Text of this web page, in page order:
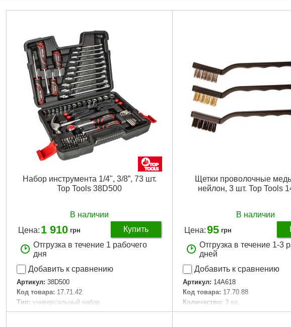
Набор инструмента 1/4", 3/8”, 73 шт.
Top Tools 38D500
В наличии
Цена: 1 910 грн
Купить
Отгрузка в течение 1 рабочего
дня
Добавить к сравнению
Артикул: 38D500
Код товара: 17.71.42
Тип: универсальный набор
Материал: углеродистая сталь, пластик
Щетки проволочные
нейлон, 3 шт. Top Tools
В наличии
Цена:95 грн
Отгрузка в течение 1-3
дней
Добавить к сравнению
Артикул: 14A618
Код товара: 17.70.88
Количество: 3 ед.
Габариты упаковки: 255x105x10